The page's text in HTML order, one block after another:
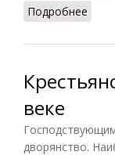
Подробнее
веке
дворянство.